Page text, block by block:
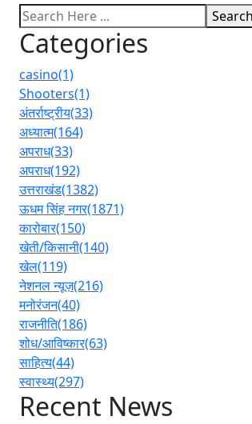
Search
Categories
casino(1)
Shooters(1)
अंतर्राष्ट्रीय(33)
अध्यात्म(164)
अपराध(33)
अपराध(192)
उत्तराखंड(1382)
ऊधम सिंह नगर(1871)
कारोबार(150)
खेती/किसानी(140)
खेल(119)
नेशनल न्यूज़(216)
मनोरंजन(40)
राजनीति(186)
शोध/आविष्कार(63)
साहित्य(44)
स्वास्थ्य(297)
Recent News